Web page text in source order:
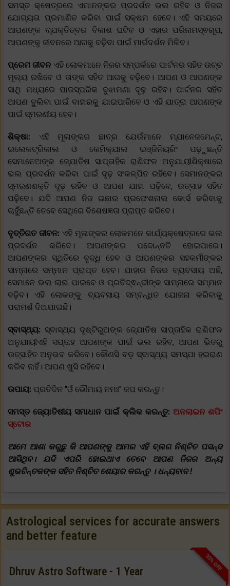
ସମସ୍ତ କ୍ଷେତ୍ରରେ ଏମାନଙ୍କର ପ୍ରଦର୍ଶନ ଭଲ ରହିବ ଓ ନିଜର
ଯୋଗ୍ୟତା ପ୍ରମାଣିତ କରିବା ପାଇଁ ସକ୍ଷମ ହେବେ। ଏହି ସମୟରେ
ଆପଣଙ୍କ ବ୍ଯକ୍ତିତ୍ବର ବିକାଶ ଘଟିବ ଓ ଏହାର ପରିନାମସ୍ଵରୂପ,
ଆପଣଙ୍କୁ ଜୀବନରେ ଆଗକୁ ବଢ଼ିବା ପାଇଁ ମାର୍ଗଦର୍ଶନ ମିଳିବ।
ପ୍ରେମ ଜୀବନ ଏହି ଲୋକମାନେ ନିଜର ସମ୍ପର୍କରେ ପାର୍ଟନର ସହିତ ଉଚ୍ଚ
ମୂଲ୍ୟ ରଖିବେ ଓ ତାଙ୍କ ସହିତ ଆଗକୁ ବଢ଼ିବେ। ଆପଣ ଓ ଆପଣଙ୍କ
ସାଥି ମଧ୍ୟରେ ପାରସ୍ପରିକ ବୁଝାମଣା ଦୃଢ଼ ରହିବ। ପାର୍ଟନର ସହିତ
ଆପଣ ବୁଲିବା ପାଇଁ ବାହାରକୁ ଯାଇପାରିବେ ଓ ଏହି ଯାତ୍ରା ଆପଣଙ୍କ
ପାଇଁ ସ୍ମରଣୀୟ ହେବ।
ଶିକ୍ଷା: ଏହି ମୂଳାଙ୍କର ଛାତ୍ର ଯେଉଁମାନେ ମ୍ଯାନେଜମେନ୍ଟ,
ଇଲେକଟ୍ରିକାଲ ଓ କେମିକ୍ଯାଲ ଇଞ୍ଜିନିୟରିଂ ପଢ଼ୁଛନ୍ତି
ସେମାନେଅଙ୍କ ଜ୍ଯୋତିଷ ସାପ୍ତାହିକ ରାଶିଫଳ ଅନୁଯାୟୀଶିକ୍ଷାରେ
ଭଲ ପ୍ରଦର୍ଶନ କରିବା ପାଇଁ ଦୃଢ଼ ସଂକଳ୍ପିତ ରହିବେ। ସେମାନଙ୍କର
ସ୍ମରଣଶକ୍ତି ଦୃଢ଼ ରହିବ ଓ ଆପଣ ଯାହା ପଢ଼ିବେ, ଉତ୍ସାହ ସହିତ
ପଢ଼ିବେ। ଯଦି ଆପଣ ନିଜ ଇଛାର ପ୍ରଫେଶନାଲ କୋର୍ସ କରିବାକୁ
ଚାହୁଁଛନ୍ତି ତେବେ ସେଥିରେ ବିଶେଷଜ୍ଞତା ପ୍ରାପ୍ତ କରିବେ।
ବୃତ୍ତିଗତ ଜୀବନ: ଏହି ମୂଳାଙ୍କର ଲୋକମନେ କାର୍ଯ୍ୟକ୍ଷେତ୍ରରେ ଭଲ
ପ୍ରଦର୍ଶନ କରିବେ। ଆପଣଙ୍କର ପଦୋନ୍ନତି ହୋଇପାରେ।
ଆପଣଙ୍କର ସ୍ଥିତିରେ ବୃଦ୍ଧି ହେବ ଓ ଆପଣଙ୍କର ସହକର୍ମୀଙ୍କର
ସାମ୍ନାରେ ସମ୍ମାନ ପ୍ରାପ୍ତ ହେବ। ଯାହାର ନିଜର ବ୍ୟବସାୟ ଅଛି,
ସେମାନେ ଭଲ ଲାଭ ପାଇବେ ଓ ପ୍ରତିଦ୍ଵନ୍ଦୀଙ୍କ ସାମ୍ନାରେ ସମ୍ମାନ
ବଢ଼ିବ। ଏହି ଲୋକଙ୍କୁ ବ୍ୟବସାୟ ସମ୍ବନ୍ଧିତ ଯୋଜନା କରିବାକୁ
ପରାମର୍ଶ ଦିଅଯାଇଛି।
ସ୍ବାସ୍ଥ୍ୟ: ସ୍ବାସ୍ଥ୍ୟ ଦୃଷ୍ଟିରୁଅଙ୍କ ଜ୍ଯୋତିଷ ସାପ୍ତାହିକ ରାଶିଫଳ
ଅନୁଯାୟୀଏହି ସପ୍ତାହ ଆପଣଙ୍କ ପାଇଁ ଭଲ ରହିବ, ଆପଣ ଭିତରୁ
ଉତ୍ସାହିତ ଅନୁଭବ କରିବେ। କୌଣସି ବଡ଼ ସ୍ବାସ୍ଥ୍ୟ ସମସ୍ଯା ହଇରାଣ
କରିବ ନାହିଁ। ଆପଣ ଖୁସି ରହିବେ।
ଉପାୟ: ପ୍ରତିଦିନ "ଓଁ ଭୌମାୟ ନମଃ" ଜପ କରନ୍ତୁ।
ସମସ୍ତ ଜ୍ୟୋତିଷୀୟ ସମାଧାନ ପାଇଁ କ୍ଲିକ କରନ୍ତୁ: ଅନଲାଇନ ଶପିଂ
ସ୍ଟୋର
ଆମେ ଆଶା କରୁଛୁ କି ଆପଣଙ୍କୁ ଆମର ଏହି ବ୍ଲଗ ନିଶ୍ଚିତ ପସନ୍ଦ
ଆସିଥିବ। ଯଦି ଏପରି ହୋଇଥାଏ ତେବେ ଆପଣ ନିଜର ଅନ୍ୟ
ଶୁଭଚିନ୍ତକଙ୍କ ସହିତ ନିଶ୍ଚିତ ଶେୟାର କରନ୍ତୁ । ଧନ୍ୟବାଦ !
Astrological services for accurate answers
and better feature
33% OFF
Dhruv Astro Software - 1 Year